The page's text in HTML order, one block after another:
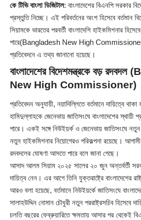
কে টিভি বাংলা ডিজিটাল: বাংলাদেশের বিএনপিসরকার
প্রস্তুতি নিচ্ছে। এই পরিবর্তনের অংশ হিসেবে বর্তমান
সিয়ামকে ভারতের পরবর্তী বাংলাদেশি হাইকমিশনার
পারে(Bangladesh New High
প্রতিবেদনে এ তথ্য জানানো হয়েছে।
বাংলাদেশের বিদেশমন্ত্রকে বড়
New High Commissioner)
প্রতিবেদন অনুযায়ী, নয়াদিল্লিতে বর্তমানে দায়িত্বে
হামিদুল্লাহকে জেনেভায় জাতিসংঘে বাংলাদেশের স্থায়ী
পারে। একই সঙ্গে নিউইয়র্ক ও জেনেভায় জাতিসংঘে নতুন
নতুন হাইকমিশনার নিয়োগেরও পরিকল্পনা রয়েছে।
রদবদলের ঘোষণা আসতে পারে বলে জানা গেছে।
আসাদ আলম সিয়াম ২০২৫ সালের ২০ জুন অন্তর্বর্তী
দায়িত্ব নেন। এর আগে তিনি যুক্তরাষ্ট্রে বাংলাদেশের
আরও বলা হয়েছে, বর্তমানে নিউইয়র্কে জাতিসংঘে
সালাহউদ্দিন নোমান চৌধুরী নতুন পররাষ্ট্রসচিব হিসেবে
চলতি বছরের ফেব্রুয়ারিতে ক্ষমতায় আসার পর থেকেই